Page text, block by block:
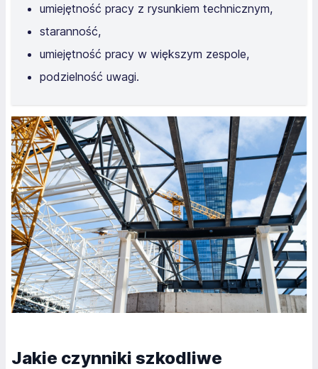
umiejętność pracy z rysunkiem technicznym,
staranność,
umiejętność pracy w większym zespole,
podzielność uwagi.
Jakie czynniki szkodliwe